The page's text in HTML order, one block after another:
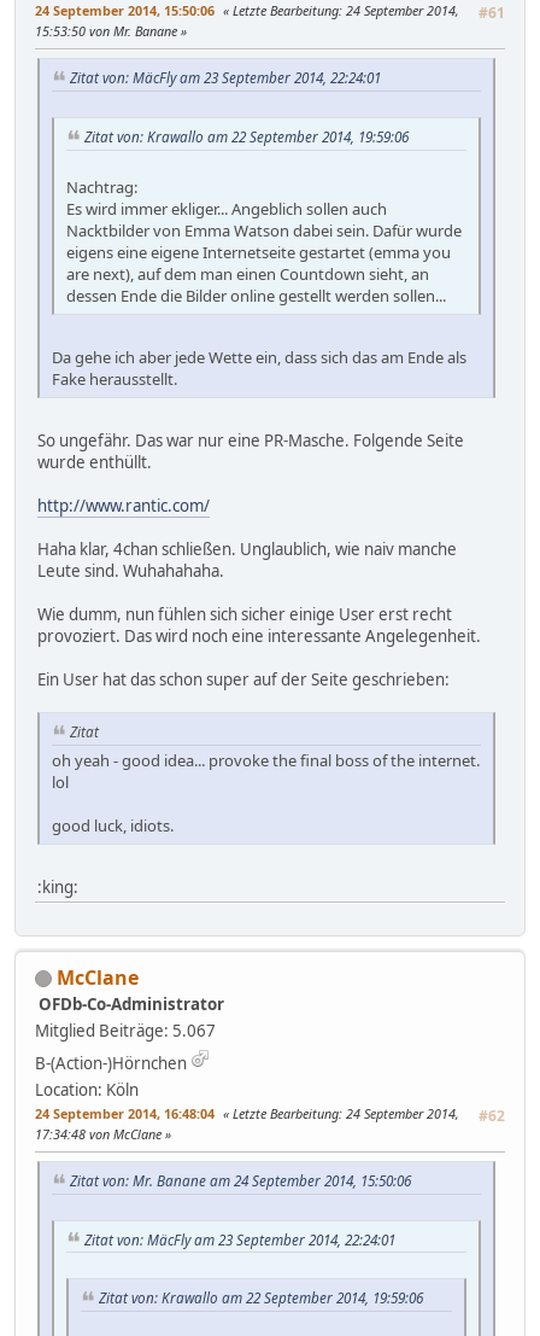
24 September 2014, 15:50:06 #61
Letzte Bearbeitung: 24 September 2014,
15:53:50 von Mr. Banane
Zitat von: MäcFly am 23 September 2014, 22:24:01
Zitat von: Krawallo am 22 September 2014, 19:59:06
Nachtrag:
Es wird immer ekliger... Angeblich sollen auch
Nacktbilder von Emma Watson dabei sein. Dafür wurde
eigens eine eigene Internetseite gestartet (emma you
are next), auf dem man einen Countdown sieht, an
dessen Ende die Bilder online gestellt werden sollen...
Da gehe ich aber jede Wette ein, dass sich das am Ende als
Fake herausstellt.
So ungefähr. Das war nur eine PR-Masche. Folgende Seite
wurde enthüllt.
http://www.rantic.com/
Haha klar, 4chan schließen. Unglaublich, wie naiv manche
Leute sind. Wuhahahaha.
Wie dumm, nun fühlen sich sicher einige User erst recht
provoziert. Das wird noch eine interessante Angelegenheit.
Ein User hat das schon super auf der Seite geschrieben:
Zitat
oh yeah - good idea... provoke the final boss of the internet.
lol
good luck, idiots.
:king:
McClane
OFDb-Co-Administrator
Mitglied Beiträge: 5.067
B-(Action-)Hörnchen
Location: Köln
24 September 2014, 16:48:04 #62
Letzte Bearbeitung: 24 September 2014,
17:34:48 von McClane
Zitat von: Mr. Banane am 24 September 2014, 15:50:06
Zitat von: MäcFly am 23 September 2014, 22:24:01
Zitat von: Krawallo am 22 September 2014, 19:59:06